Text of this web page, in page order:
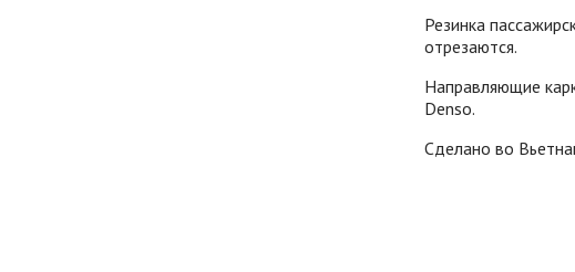
Резинка
отрезаются.
Направляющие
Denso.
Сделано во